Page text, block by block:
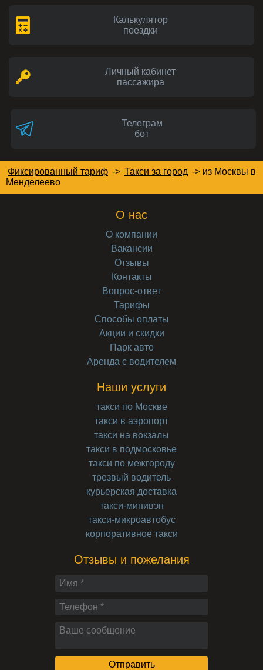
Калькулятор
поездки
Личный кабинет
пассажира
Телеграм
бот
Фиксированный тариф -> Такси за город -> из Москвы в
Менделеево
О нас
О компании
Вакансии
Отзывы
Контакты
Вопрос-ответ
Тарифы
Способы оплаты
Акции и скидки
Парк авто
Аренда с водителем
Наши услуги
такси по Москве
такси в аэропорт
такси на вокзалы
такси в подмосковье
такси по межгороду
трезвый водитель
курьерская доставка
такси-минивэн
такси-микроавтобус
корпоративное такси
Отзывы и пожелания